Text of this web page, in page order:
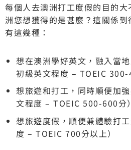
每個人去澳洲打工度假的目的
洲您想獲得的是甚麼？這關係
有這幾種：
想在澳洲學好英文，融入當
初級英文程度 – TOEIC 300-
想旅遊和打工，同時順便加
文程度 – TOEIC 500-600分）
想旅遊度假，順便兼體驗打
度 – TOEIC 700分以上）